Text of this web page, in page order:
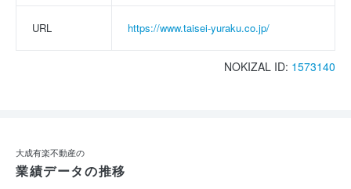
URL https://www.taisei-yuraku.co.jp/
NOKIZAL ID: 1573140
大成有楽不動産の
業績データの推移